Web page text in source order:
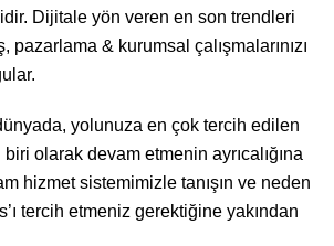
Dijitale yön veren en son trendleri
pazarlama & kurumsal çalışmalarınızı
yolunuza en çok tercih edilen
olarak devam etmenin ayrıcalığına
hizmet sistemimizle tanışın ve neden
tercih etmeniz gerektiğine yakından